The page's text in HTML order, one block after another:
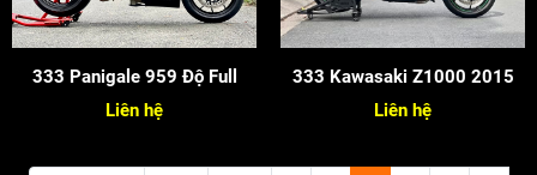
333 Panigale 959 Độ Full
Liên hệ
333 Kawasaki Z1000 2015
Liên hệ